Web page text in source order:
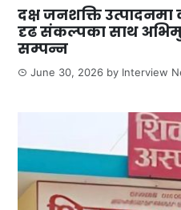
दक्ष जनशक्ति
दृढ संकल्पका साथ
सम्पन्न
June 30, 2026 by Interview